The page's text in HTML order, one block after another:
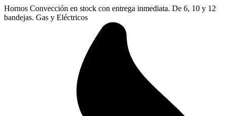
Ir
al
Hornos Convección en stock con entrega inmediata. De 6, 10 y 12
bandejas. Gas y Eléctricos